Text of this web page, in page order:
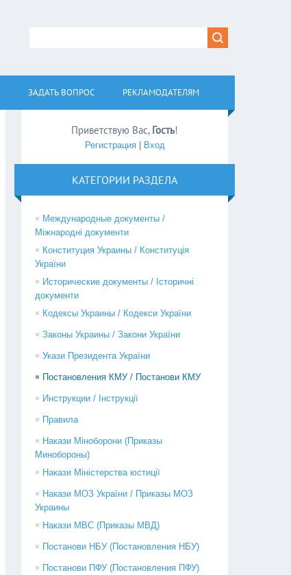
ЗАДАТЬ ВОПРОС РЕКЛАМОДАТЕЛЯМ
Приветствую Вас, Гость!
Регистрация| Вход
КАТЕГОРИИ РАЗДЕЛА
Международные документы /
Міжнародні документи
Конституция Украины / Конституція
України
Исторические документы / Історичні
документи
Кодексы Украины / Кодекси України
Законы Украины / Закони України
Укази Президента України
Постановления КМУ / Постанови КМУ
Инструкции / Інструкції
Правила
Накази Міноборони (Приказы
Минобороны)
Накази Міністерства юстиції
Накази МОЗ України / Приказы МОЗ
Украины
Накази МВС (Приказы МВД)
Постанови НБУ (Постановления НБУ)
Постанови ПФУ (Постановления ПФУ)